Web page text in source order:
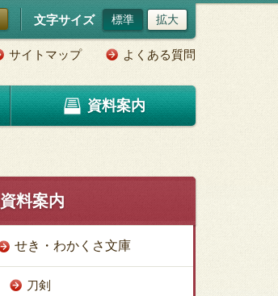
文字サイズ 標準 拡大
サイトマップ よくある質問
資料案内
資料案内
せき・わかくさ文庫
刀剣